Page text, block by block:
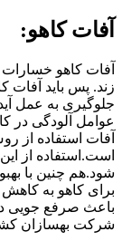
آفات کاهو:
آفات کاهو خسارات
زند. پس باید آفات
جلوگیری به عمل
عوامل آلودگی در
آفات استفاده از
است.استفاده از
شود.هم چنین با
برای کاهو به
باعث صرفع جویی
شرکت بهسازان